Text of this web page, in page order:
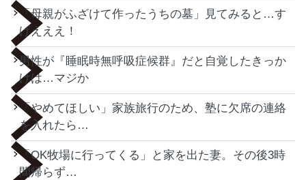
「母親がふざけて作ったうちの墓」見てみると…す
げえええ！
男性が『睡眠時無呼吸症候群』だと自覚したきっか
けは…マジか
「やめてほしい」家族旅行のため、塾に欠席の連絡
を入れたら…
「OK牧場に行ってくる」と家を出た妻。その後3時
間帰らず…